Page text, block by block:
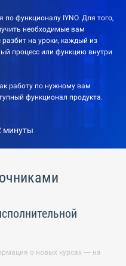
функционалу IYNO. Для того,
необходимые вам
на уроки, каждый из
процесс или функцию внутри
работу по нужному вам
функционал продукта.
минуты
о новых курсах — на